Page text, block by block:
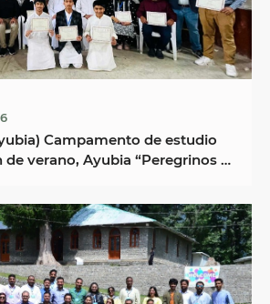
Campamento de estudio
Ayubia “Peregrinos y